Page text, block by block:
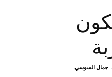
جمال السوسي -